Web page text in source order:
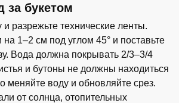
за букетом
разрежьте технические ленты.
на 1–2 см под углом 45° и поставьте
Вода должна покрывать 2/3–3/4
и бутоны не должны находиться
меняйте воду и обновляйте срез.
от солнца, отопительных